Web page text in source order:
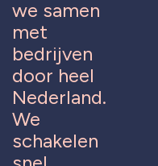
we samen
met
bedrijven
door heel
Nederland.
We
schakelen